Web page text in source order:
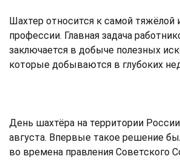
Шахтер относится к самой тяжёлой
профессии. Главная задача
заключается в добыче полезных
которые добываются в глубоких
День шахтёра на территории
августа. Впервые такое решение
во времена правления Советского